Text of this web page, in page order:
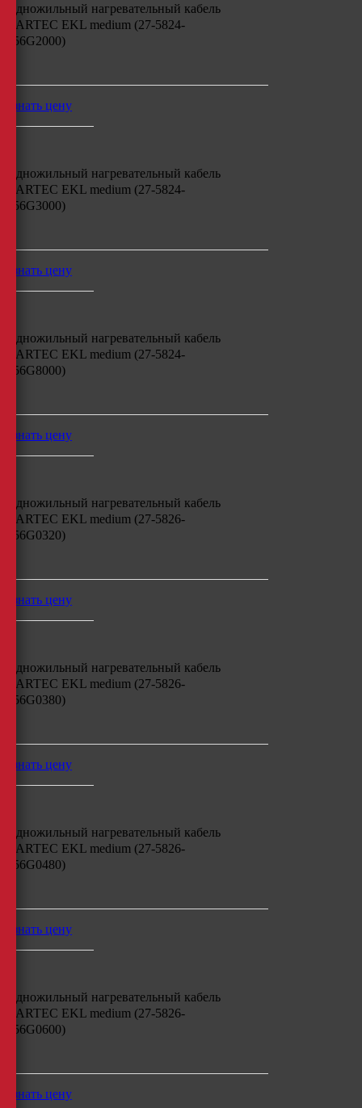
Одножильный нагревательный кабель
BARTEC EKL medium (27-5824-
756G2000)
узнать цену
Одножильный нагревательный кабель
BARTEC EKL medium (27-5824-
756G3000)
узнать цену
Одножильный нагревательный кабель
BARTEC EKL medium (27-5824-
756G8000)
узнать цену
Одножильный нагревательный кабель
BARTEC EKL medium (27-5826-
756G0320)
узнать цену
Одножильный нагревательный кабель
BARTEC EKL medium (27-5826-
756G0380)
узнать цену
Одножильный нагревательный кабель
BARTEC EKL medium (27-5826-
756G0480)
узнать цену
Одножильный нагревательный кабель
BARTEC EKL medium (27-5826-
756G0600)
узнать цену